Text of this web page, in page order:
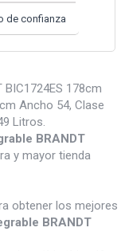
de confianza
BIC1724ES 178cm
Ancho 54, Clase
Litros.
BRANDT
y mayor tienda
obtener los mejores
BRANDT